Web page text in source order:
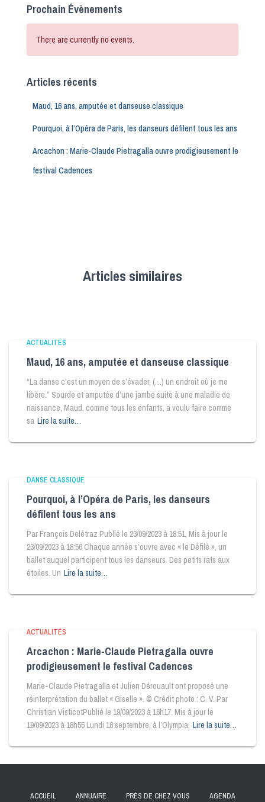
Prochain Évènements
There are currently no events.
Articles récents
Maud, 16 ans, amputée et danseuse classique
Pourquoi, à l’Opéra de Paris, les danseurs défilent tous les ans
Arcachon : Marie-Claude Pietragalla ouvre prodigieusement le
festival Cadences
Articles similaires
ACTUALITÉS
Maud, 16 ans, amputée et danseuse classique
“La danse c’est un moyen de s’évader, (…) un endroit où je me
libère.” Sourde et amputée d’une jambe suite à une maladie de
naissance, Maud, comme tous les enfants, a voulu faire comme
sa Lire la suite…
DANSE CLASSIQUE
Pourquoi, à l’Opéra de Paris, les danseurs
défilent tous les ans
Par François Delétraz Publié le 23/09/2023 à 18:51, Mis à jour le
23/09/2023 à 18:56 Chaque année s’ouvre avec « le Défilé », un
ballet auquel participent tous les danseurs. Des petits rats aux
étoiles. Un Lire la suite…
ACTUALITÉS
Arcachon : Marie-Claude Pietragalla ouvre
prodigieusement le festival Cadences
Marie-Claude Pietragalla et Julien Dérouault ont proposé une
réinterprétation du ballet « Giselle ». © Crédit photo : C. V. Par
Christian VisticotPublié le 19/09/2023 à 16h17. Mis à jour le
19/09/2023 à 18h55 Lundi 18 septembre, à l’Olympia, Lire la suite…
ACCUEIL ANNUAIRE PRÈS DE CHEZ VOUS AGENDA